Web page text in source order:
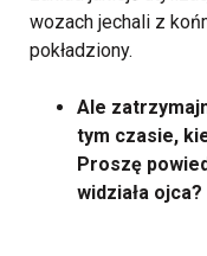
wozach jechali z
pokładziony.
Ale
tym czasie,
Proszę
widziała ojca?